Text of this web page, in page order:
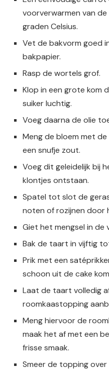
voorverwarmen van
graden Celsius.
Vet de bakvorm goed
bakpapier.
Rasp de wortels grof.
Klop in een grote kom
suiker luchtig.
Voeg daarna de olie
Meng de bloem met
een snufje zout.
Voeg dit geleidelijk bij
klontjes ontstaan.
Spatel tot slot de
noten of rozijnen door
Giet het mengsel in de
Bak de taart in vijftig
Prik met een
schoon uit de cake
Laat de taart volledig
roomkaastopping
Meng hiervoor de
maak het af met een
frisse smaak.
Smeer de topping